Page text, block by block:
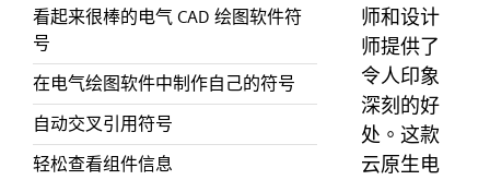
看起来很棒的电气 CAD 绘图软件符
号
在电气绘图软件中制作自己的符号
自动交叉引用符号
轻松查看组件信息
师和设计
师提供了
令人印象
深刻的好
处。这款
云原生电